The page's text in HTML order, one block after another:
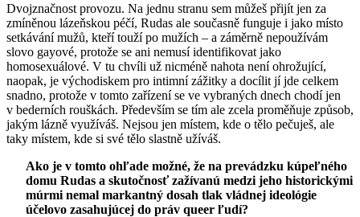
Dvojznačnost provozu. Na jednu stranu sem můžeš přijít jen za
zmíněnou lázeňskou péčí, Rudas ale současně funguje i jako místo
setkávání mužů, kteří touží po mužích – a záměrně nepoužívám
slovo gayové, protože se ani nemusí identifikovat jako
homosexuálové. V tu chvíli už nicméně nahota není ohrožující,
naopak, je východiskem pro intimní zážitky a docílit jí jde celkem
snadno, protože v tomto zařízení se ve vybraných dnech chodí jen
v bederních rouškách. Především se tím ale zcela proměňuje způsob,
jakým lázně využíváš. Nejsou jen místem, kde o tělo pečuješ, ale
taky místem, kde si své tělo slastně užíváš.
Ako je v tomto ohľade možné, že na prevádzku kúpeľného
domu Rudas a skutočnosť zažívanú medzi jeho historickými
múrmi nemal markantný dosah tlak vládnej ideológie
účelovo zasahujúcej do práv queer ľudí?